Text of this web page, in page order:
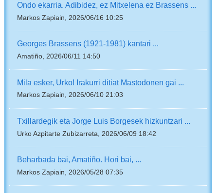
Ondo ekarria. Adibidez, ez Mitxelena ez Brassens ...
Markos Zapiain, 2026/06/16 10:25
Georges Brassens (1921-1981) kantari ...
Amatiño, 2026/06/11 14:50
Mila esker, Urko! Irakurri ditiat Mastodonen gai ...
Markos Zapiain, 2026/06/10 21:03
Txillardegik eta Jorge Luis Borgesek hizkuntzari ...
Urko Azpitarte Zubizarreta, 2026/06/09 18:42
Beharbada bai, Amatiño. Hori bai, ...
Markos Zapiain, 2026/05/28 07:35